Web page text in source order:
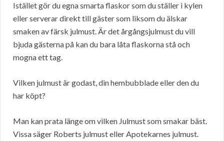
Istället gör du egna smarta flaskor som du ställer i kylen
eller serverar direkt till gäster som liksom du älskar
smaken av färsk julmust. Är det årgångsjulmust du vill
bjuda gästerna på kan du bara låta flaskorna stå och
mogna ett tag.
Vilken julmust är godast, din hembubblade eller den du
har köpt?
Man kan prata länge om vilken Julmust som smakar bäst.
Vissa säger Roberts julmust eller Apotekarnes julmust.